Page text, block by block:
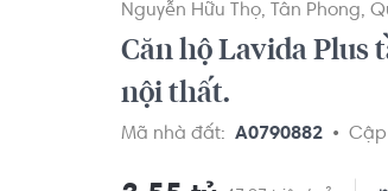
Nguyễn Hữu Thọ Tân Phong
Căn hộ Lavida Plus
nội thất.
Mã nhà đất: A0790882